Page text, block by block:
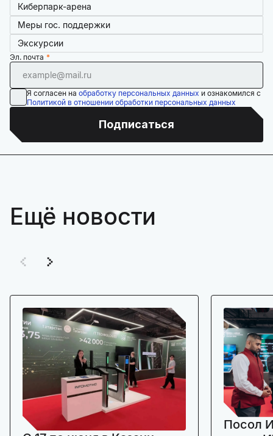
Киберпарк-арена
Меры гос. поддержки
Экскурсии
Эл. почта
Я согласен на обработку персональных данных и ознакомился с
Политикой в отношении обработки персональных данных
Подписаться
Ещё новости
Посол